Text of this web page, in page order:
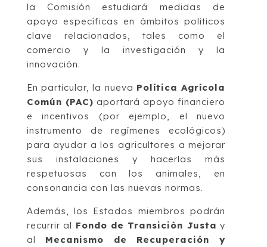
la Comisión estudiará medidas de
apoyo específicas en ámbitos políticos
clave relacionados, tales como el
comercio y la investigación y la
innovación.
En particular, la nueva Política Agrícola
Común (PAC) aportará apoyo financiero
e incentivos (por ejemplo, el nuevo
instrumento de regímenes ecológicos)
para ayudar a los agricultores a mejorar
sus instalaciones y hacerlas más
respetuosas con los animales, en
consonancia con las nuevas normas.
Además, los Estados miembros podrán
recurrir al Fondo de Transición Justa y
al Mecanismo de Recuperación y